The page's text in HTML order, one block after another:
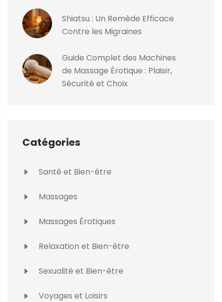
Shiatsu : Un Remède Efficace
Contre les Migraines
Guide Complet des Machines
de Massage Érotique : Plaisir,
Sécurité et Choix
Catégories
Santé et Bien-être
Massages
Massages Érotiques
Relaxation et Bien-être
Sexualité et Bien-être
Voyages et Loisirs